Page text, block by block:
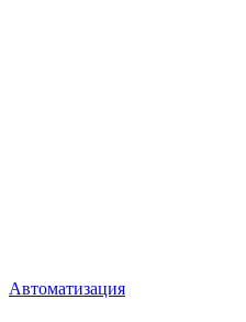
Автоматизация